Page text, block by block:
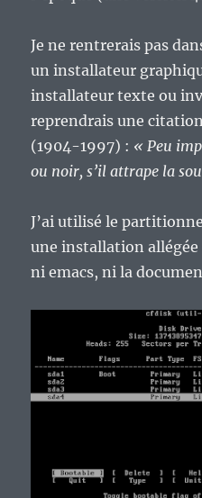
Je ne rentrerais pas
un installateur
installateur texte ou
reprendrais une
(1904-1997) : « Peu
ou noir, s’il attrape la
J’ai utilisé le
une installation
ni emacs, ni la